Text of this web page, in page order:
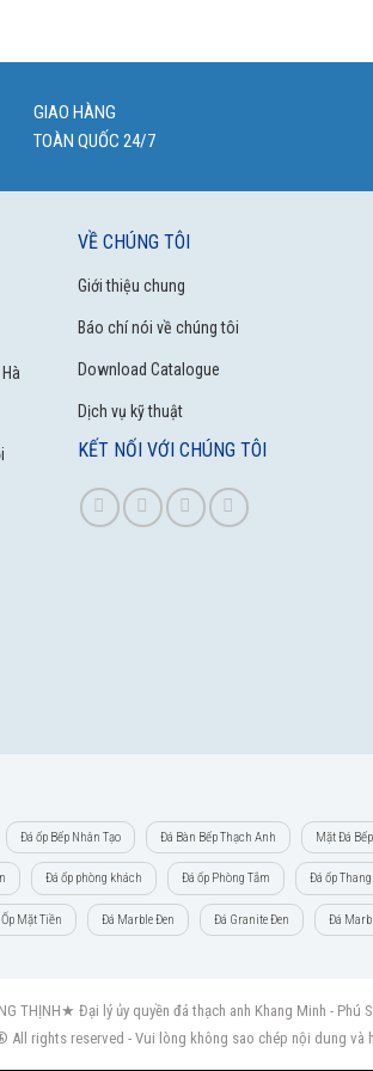
GIAO HÀNG
TOÀN QUỐC 24/7
VỀ CHÚNG TÔI
Giới thiệu chung
Báo chí nói về chúng tôi
Download Catalogue
Dịch vụ kỹ thuật
KẾT NỐI VỚI CHÚNG TÔI
Đá ốp Bếp Nhân Tạo Đá Bàn Bếp Thạch Anh Mặt Đá Bếp
Đá ốp phòng khách Đá ốp Phòng Tắm Đá ốp
Mặt Tiền Đá Marble Đen Đá Granite Đen Đá
THỊNH★ Đại lý ủy quyền đá thạch anh Khang Minh -
All rights reserved - Vui lòng không sao chép nội dung